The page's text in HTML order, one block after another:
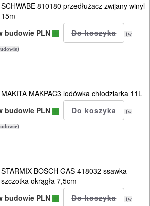
SCHWABE 810180 przedłużacz zwijany winyl
15m
budowie PLN
(w
MAKITA MAKPAC3 lodówka chłodziarka 11L
budowie PLN
(w
STARMIX BOSCH GAS 418032 ssawka
szczotka okrągła 7,5cm
budowie PLN
(w